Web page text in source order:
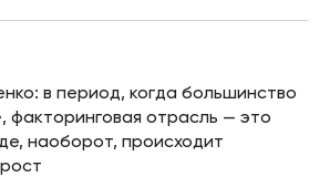
в период, когда большинство
факторинговая отрасль — это
наоборот, происходит